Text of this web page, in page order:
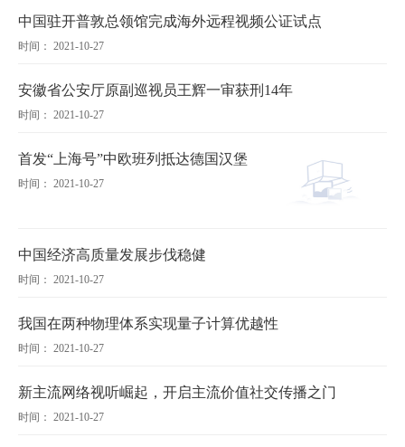
中国驻开普敦总领馆完成海外远程视频公证试点
时间： 2021-10-27
安徽省公安厅原副巡视员王辉一审获刑14年
时间： 2021-10-27
首发“上海号”中欧班列抵达德国汉堡
时间： 2021-10-27
中国经济高质量发展步伐稳健
时间： 2021-10-27
我国在两种物理体系实现量子计算优越性
时间： 2021-10-27
新主流网络视听崛起，开启主流价值社交传播之门
时间： 2021-10-27